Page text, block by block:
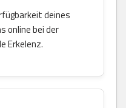
deines
online bei der
Erkelenz.